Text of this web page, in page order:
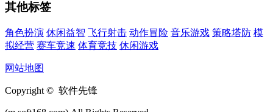
其他标签
角色扮演 休闲益智 飞行射击 动作冒险 音乐游戏 策略塔防 模
拟经营 赛车竞速 体育竞技 休闲游戏
网站地图
Copyright © 软件先锋